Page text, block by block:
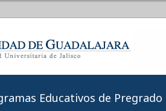
Educativos de Pregrado